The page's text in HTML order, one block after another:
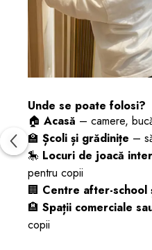
Unde se poate folosi?
🏠 Acasă – camere,
🏫 Școli și grădinițe –
🎠 Locuri de joacă
pentru copii
🏢 Centre after-school
🏨 Spații comerciale
copii